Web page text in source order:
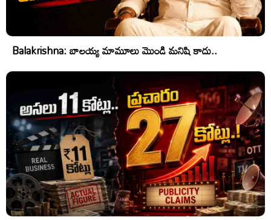
Balakrishna: బాలయ్య మామూలు మొండి మనిషి కాదు..